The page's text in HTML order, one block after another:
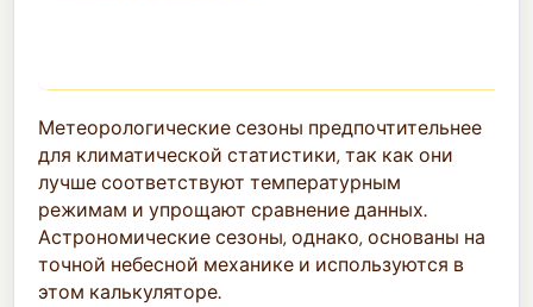
Метеорологические сезоны предпочтительнее
для климатической статистики, так как они
лучше соответствуют температурным
режимам и упрощают сравнение данных.
Астрономические сезоны, однако, основаны на
точной небесной механике и используются в
этом калькуляторе.